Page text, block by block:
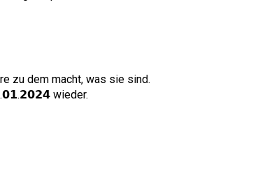
zu dem macht, was sie sind.
wieder.